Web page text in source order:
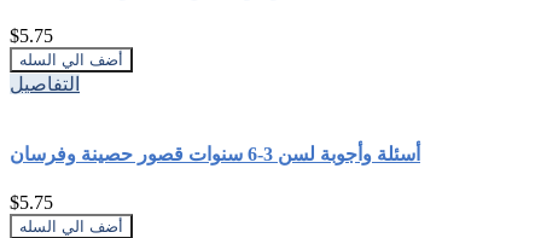
$5.75
التفاصيل
أسئلة وأجوبة لسن 3-6 سنوات قصور حصينة وفرسان
$5.75